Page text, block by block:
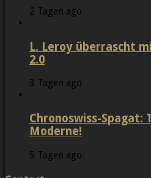
2 Tagen ago
L. Leroy überrascht
2.0
3 Tagen ago
Chronoswiss-Spagat:
Moderne!
5 Tagen ago